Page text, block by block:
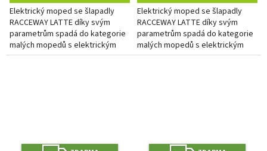
Elektrický moped se šlapadly
RACCEWAY LATTE díky svým
parametrům spadá do kategorie
malých mopedů s elektrickým
pohonem a šlapadly. Užijte si
Elektrický moped se šlapadly
RACCEWAY LATTE díky svým
parametrům spadá do kategorie
malých mopedů s elektrickým
pohonem a šlapadly. Užijte si